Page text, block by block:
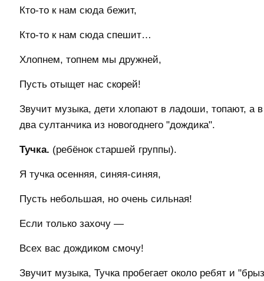
Кто-то к нам сюда бежит,
Кто-то к нам сюда спешит…
Хлопнем, топнем мы дружней,
Пусть отыщет нас скорей!
Звучит музыка, дети хлопают в ладоши, топают, а в
два султанчика из новогоднего "дождика".
Тучка. (ребёнок старшей группы).
Я тучка осенняя, синяя-синяя,
Пусть небольшая, но очень сильная!
Если только захочу —
Всех вас дождиком смочу!
Звучит музыка, Тучка пробегает около ребят и